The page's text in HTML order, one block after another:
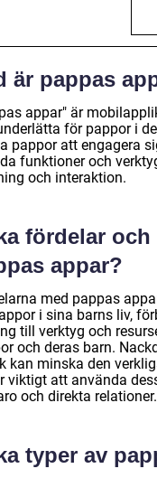
är pappas
appar" är
för pappor i
pappor att engagera
funktioner och
och interaktion.
fördelar
appar?
med pappas
i sina barns liv,
till verktyg och
och deras barn.
kan minska den
viktigt att använda
och direkta relationer.
typer av